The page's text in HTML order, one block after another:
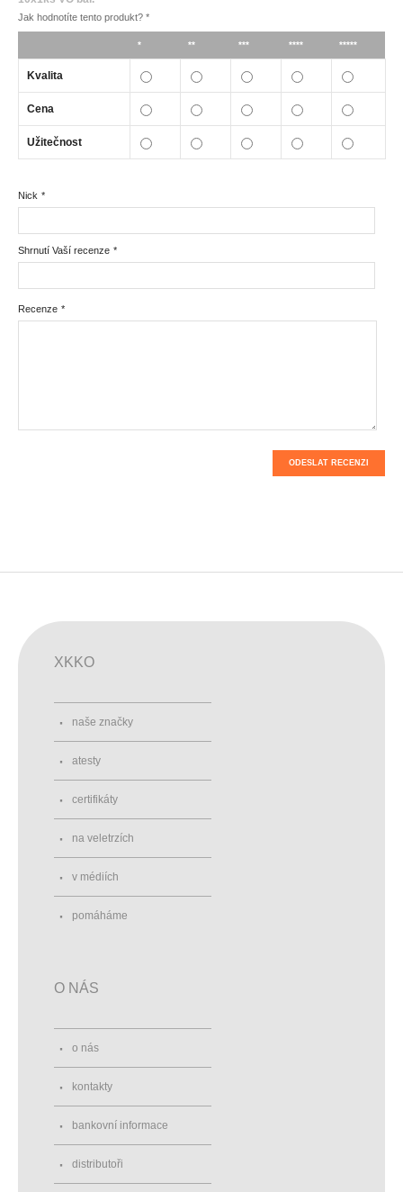
Jak hodnotíte tento produkt? *
* ** *** **** *****
Kvalita
Cena
Užitečnost
*
Nick
*
Shrnutí Vaší recenze
*
Recenze
ODESLAT RECENZI
XKKO
naše značky
atesty
certifikáty
na veletrzích
v médiích
pomáháme
O NÁS
o nás
kontakty
bankovní informace
distributoři